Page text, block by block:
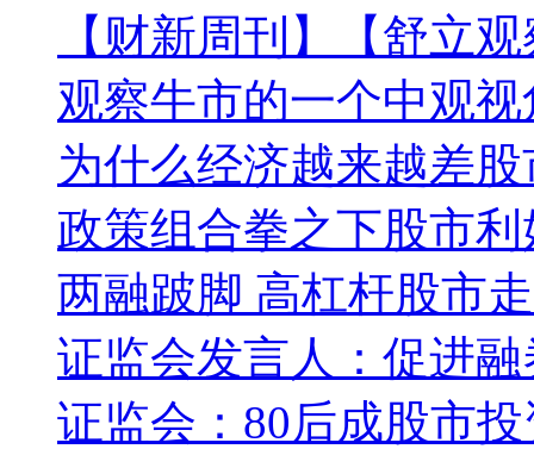
【财新周刊】【舒立
观察牛市的一个中观视
为什么经济越来越差
政策组合拳之下股市
两融跛脚 高杠杆股市
证监会发言人：促进
证监会：80后成股市